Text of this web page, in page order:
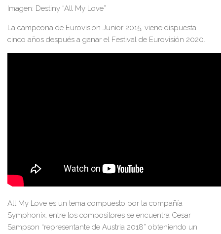
Imagen: Destiny “All My Love”
La campeona de Eurovision Junior 2015, viene dispuesta
cinco años después a ganar el Festival de Eurovisión 2020.
All My Love es un tema compuesto por la compañía
Symphonix, entre los compositores se encuentra Cesar
Sampson “representante de Austria 2018” obteniendo un